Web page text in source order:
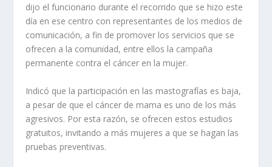
dijo el funcionario durante el recorrido que se hizo este
día en ese centro con representantes de los medios de
comunicación, a fin de promover los servicios que se
ofrecen a la comunidad, entre ellos la campaña
permanente contra el cáncer en la mujer.
Indicó que la participación en las mastografías es baja,
a pesar de que el cáncer de mama es uno de los más
agresivos. Por esta razón, se ofrecen estos estudios
gratuitos, invitando a más mujeres a que se hagan las
pruebas preventivas.